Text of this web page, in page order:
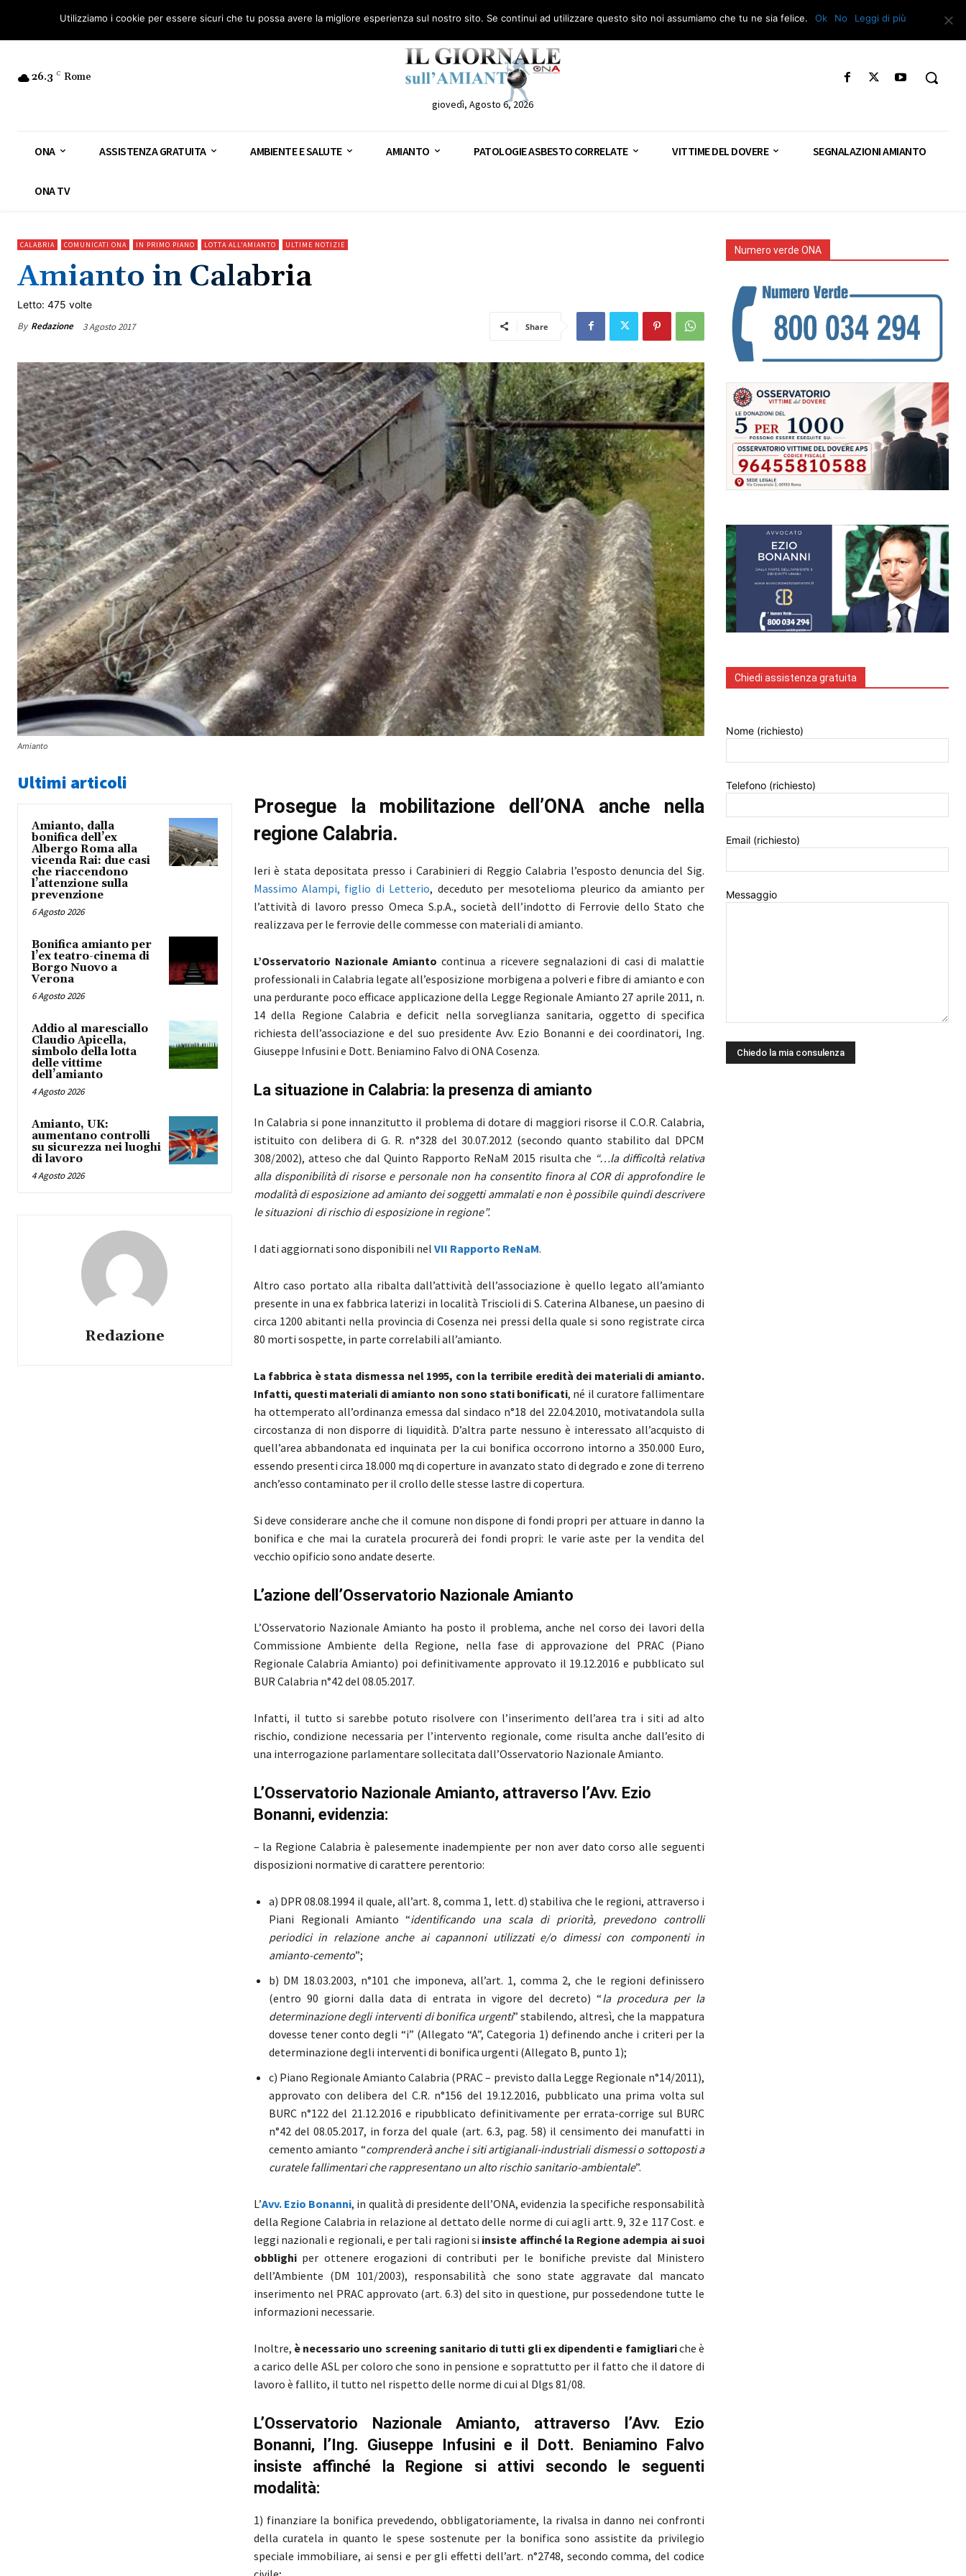
Osservatorio Nazionale Amianto: aderisci Diventa Guardia Nazionale Amianto – AGN Consulenza legale gratuita: civile, penale e lavoro Segnala – AGN Segnala – Repac
26.3 C Rome
giovedì, Agosto 6, 2026
ONA ASSISTENZA GRATUITA AMBIENTE E SALUTE AMIANTO PATOLOGIE ASBESTO CORRELATE VITTIME DEL DOVERE SEGNALAZIONI AMIANTO
ONA TV
CALABRIA COMUNICATI ONA IN PRIMO PIANO LOTTA ALL'AMIANTO ULTIME NOTIZIE
Amianto in Calabria
Letto: 475 volte
By Redazione 3 Agosto 2017 Share
Amianto
Ultimi articoli
Amianto, dalla
bonifica dell’ex
Albergo Roma alla
vicenda Rai: due casi
che riaccendono
l’attenzione sulla
prevenzione
6 Agosto 2026
Bonifica amianto per
l’ex teatro-cinema di
Borgo Nuovo a
Verona
6 Agosto 2026
Addio al maresciallo
Claudio Apicella,
simbolo della lotta
delle vittime
dell’amianto
4 Agosto 2026
Amianto, UK:
aumentano controlli
su sicurezza nei luoghi
di lavoro
4 Agosto 2026
Redazione
Prosegue la mobilitazione dell’ONA anche nella
regione Calabria.
Ieri è stata depositata presso i Carabinieri di Reggio Calabria l’esposto denuncia del Sig.
Massimo Alampi, figlio di Letterio, deceduto per mesotelioma pleurico da amianto per
l’attività di lavoro presso Omeca S.p.A., società dell’indotto di Ferrovie dello Stato che
realizzava per le ferrovie delle commesse con materiali di amianto.
L’Osservatorio Nazionale Amianto continua a ricevere segnalazioni di casi di malattie
professionali in Calabria legate all’esposizione morbigena a polveri e fibre di amianto e con
una perdurante poco efficace applicazione della Legge Regionale Amianto 27 aprile 2011, n.
14 della Regione Calabria e deficit nella sorveglianza sanitaria, oggetto di specifica
richiesta dell’associazione e del suo presidente Avv. Ezio Bonanni e dei coordinatori, Ing.
Giuseppe Infusini e Dott. Beniamino Falvo di ONA Cosenza.
La situazione in Calabria: la presenza di amianto
In Calabria si pone innanzitutto il problema di dotare di maggiori risorse il C.O.R. Calabria,
istituito con delibera di G. R. n°328 del 30.07.2012 (secondo quanto stabilito dal DPCM
308/2002), atteso che dal Quinto Rapporto ReNaM 2015 risulta che “…la difficoltà relativa
alla disponibilità di risorse e personale non ha consentito finora al COR di approfondire le
modalità di esposizione ad amianto dei soggetti ammalati e non è possibile quindi descrivere
le situazioni di rischio di esposizione in regione”.
I dati aggiornati sono disponibili nel VII Rapporto ReNaM.
Altro caso portato alla ribalta dall’attività dell’associazione è quello legato all’amianto
presente in una ex fabbrica laterizi in località Triscioli di S. Caterina Albanese, un paesino di
circa 1200 abitanti nella provincia di Cosenza nei pressi della quale si sono registrate circa
80 morti sospette, in parte correlabili all’amianto.
La fabbrica è stata dismessa nel 1995, con la terribile eredità dei materiali di amianto.
Infatti, questi materiali di amianto non sono stati bonificati, né il curatore fallimentare
ha ottemperato all’ordinanza emessa dal sindaco n°18 del 22.04.2010, motivatandola sulla
circostanza di non disporre di liquidità. D’altra parte nessuno è interessato all’acquisto di
quell’area abbandonata ed inquinata per la cui bonifica occorrono intorno a 350.000 Euro,
essendo presenti circa 18.000 mq di coperture in avanzato stato di degrado e zone di terreno
anch’esso contaminato per il crollo delle stesse lastre di copertura.
Si deve considerare anche che il comune non dispone di fondi propri per attuare in danno la
bonifica e che mai la curatela procurerà dei fondi propri: le varie aste per la vendita del
vecchio opificio sono andate deserte.
L’azione dell’Osservatorio Nazionale Amianto
L’Osservatorio Nazionale Amianto ha posto il problema, anche nel corso dei lavori della
Commissione Ambiente della Regione, nella fase di approvazione del PRAC (Piano
Regionale Calabria Amianto) poi definitivamente approvato il 19.12.2016 e pubblicato sul
BUR Calabria n°42 del 08.05.2017.
Infatti, il tutto si sarebbe potuto risolvere con l’inserimento dell’area tra i siti ad alto
rischio, condizione necessaria per l’intervento regionale, come risulta anche dall’esito di
una interrogazione parlamentare sollecitata dall’Osservatorio Nazionale Amianto.
L’Osservatorio Nazionale Amianto, attraverso l’Avv. Ezio
Bonanni, evidenzia:
– la Regione Calabria è palesemente inadempiente per non aver dato corso alle seguenti
disposizioni normative di carattere perentorio:
a) DPR 08.08.1994 il quale, all’art. 8, comma 1, lett. d) stabiliva che le regioni, attraverso i
Piani Regionali Amianto “identificando una scala di priorità, prevedono controlli
periodici in relazione anche ai capannoni utilizzati e/o dimessi con componenti in
amianto-cemento”;
b) DM 18.03.2003, n°101 che imponeva, all’art. 1, comma 2, che le regioni definissero
(entro 90 giorni dalla data di entrata in vigore del decreto) “la procedura per la
determinazione degli interventi di bonifica urgenti” stabilendo, altresì, che la mappatura
dovesse tener conto degli “i” (Allegato “A”, Categoria 1) definendo anche i criteri per la
determinazione degli interventi di bonifica urgenti (Allegato B, punto 1);
c) Piano Regionale Amianto Calabria (PRAC – previsto dalla Legge Regionale n°14/2011),
approvato con delibera del C.R. n°156 del 19.12.2016, pubblicato una prima volta sul
BURC n°122 del 21.12.2016 e ripubblicato definitivamente per errata-corrige sul BURC
n°42 del 08.05.2017, in forza del quale (art. 6.3, pag. 58) il censimento dei manufatti in
cemento amianto “comprenderà anche i siti artigianali-industriali dismessi o sottoposti a
curatele fallimentari che rappresentano un alto rischio sanitario-ambientale”.
L’Avv. Ezio Bonanni, in qualità di presidente dell’ONA, evidenzia la specifiche responsabilità
della Regione Calabria in relazione al dettato delle norme di cui agli artt. 9, 32 e 117 Cost. e
leggi nazionali e regionali, e per tali ragioni si insiste affinché la Regione adempia ai suoi
obblighi per ottenere erogazioni di contributi per le bonifiche previste dal Ministero
dell’Ambiente (DM 101/2003), responsabilità che sono state aggravate dal mancato
inserimento nel PRAC approvato (art. 6.3) del sito in questione, pur possedendone tutte le
informazioni necessarie.
Inoltre, è necessario uno screening sanitario di tutti gli ex dipendenti e famigliariche è
a carico delle ASL per coloro che sono in pensione e soprattutto per il fatto che il datore di
lavoro è fallito, il tutto nel rispetto delle norme di cui al Dlgs 81/08.
L’Osservatorio Nazionale Amianto, attraverso l’Avv. Ezio
Bonanni, l’Ing. Giuseppe Infusini e il Dott. Beniamino Falvo
insiste affinché la Regione si attivi secondo le seguenti
modalità:
1) finanziare la bonifica prevedendo, obbligatoriamente, la rivalsa in danno nei confronti
della curatela in quanto le spese sostenute per la bonifica sono assistite da privilegio
speciale immobiliare, ai sensi e per gli effetti dell’art. n°2748, secondo comma, del codice
Numero verde ONA
Chiedi assistenza gratuita
Nome (richiesto)
Telefono (richiesto)
Email (richiesto)
Messaggio
Utilizziamo i cookie per essere sicuri che tu possa avere la migliore esperienza sul nostro sito. Se continui ad utilizzare questo sito noi assumiamo che tu ne sia felice. Ok No Leggi di più